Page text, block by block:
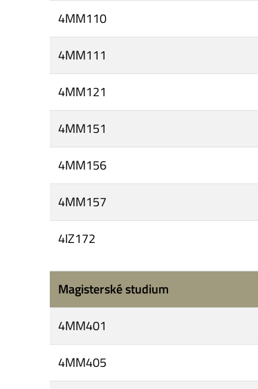
4MM110
4MM111
4MM121
4MM151
4MM156
4MM157
4IZ172
Magisterské studium
4MM401
4MM405